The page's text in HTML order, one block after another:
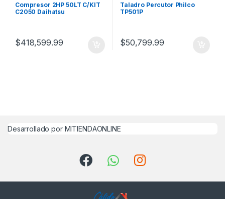
Compresor 2HP 50LT C/KIT
C2050 Daihatsu
$418,599.99
Taladro Percutor Philco
TP501P
$50,799.99
Desarrollado por MITIENDAONLINE